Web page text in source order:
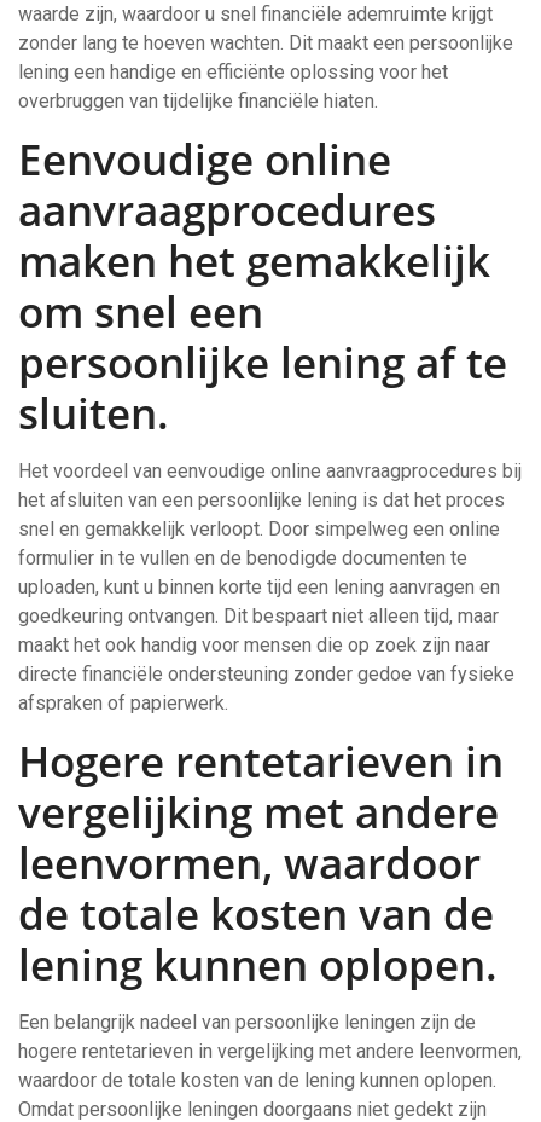
waarde zijn, waardoor u snel financiële ademruimte krijgt
zonder lang te hoeven wachten. Dit maakt een persoonlijke
lening een handige en efficiënte oplossing voor het
overbruggen van tijdelijke financiële hiaten.
Eenvoudige online
aanvraagprocedures
maken het gemakkelijk
om snel een
persoonlijke lening af te
sluiten.
Het voordeel van eenvoudige online aanvraagprocedures bij
het afsluiten van een persoonlijke lening is dat het proces
snel en gemakkelijk verloopt. Door simpelweg een online
formulier in te vullen en de benodigde documenten te
uploaden, kunt u binnen korte tijd een lening aanvragen en
goedkeuring ontvangen. Dit bespaart niet alleen tijd, maar
maakt het ook handig voor mensen die op zoek zijn naar
directe financiële ondersteuning zonder gedoe van fysieke
afspraken of papierwerk.
Hogere rentetarieven in
vergelijking met andere
leenvormen, waardoor
de totale kosten van de
lening kunnen oplopen.
Een belangrijk nadeel van persoonlijke leningen zijn de
hogere rentetarieven in vergelijking met andere leenvormen,
waardoor de totale kosten van de lening kunnen oplopen.
Omdat persoonlijke leningen doorgaans niet gedekt zijn